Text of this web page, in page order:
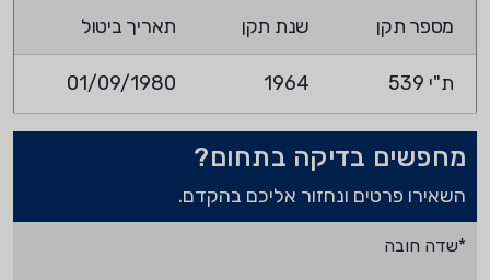
מספר תקן שנת תקן תאריך ביטול
ת"י 539 1964
01/09/1980
מחפשים בדיקה בתחום?
השאירו פרטים ונחזור אליכם בהקדם.
*שדה חובה